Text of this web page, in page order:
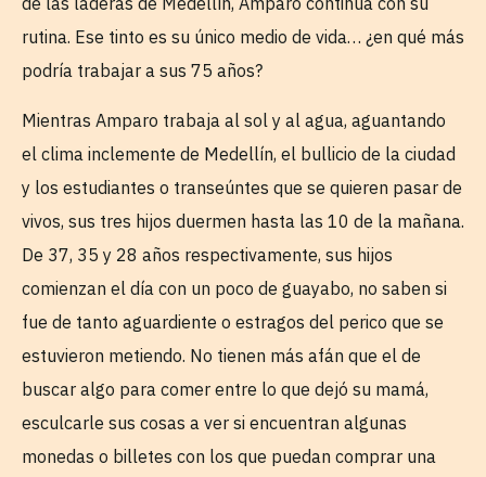
rutina. Ese tinto es su único medio de vida… ¿en qué más
podría trabajar a sus 75 años?
Mientras Amparo trabaja al sol y al agua, aguantando
el clima inclemente de Medellín, el bullicio de la ciudad
y los estudiantes o transeúntes que se quieren pasar de
vivos, sus tres hijos duermen hasta las 10 de la mañana.
De 37, 35 y 28 años respectivamente, sus hijos
comienzan el día con un poco de guayabo, no saben si
fue de tanto aguardiente o estragos del perico que se
estuvieron metiendo. No tienen más afán que el de
buscar algo para comer entre lo que dejó su mamá,
esculcarle sus cosas a ver si encuentran algunas
monedas o billetes con los que puedan comprar una